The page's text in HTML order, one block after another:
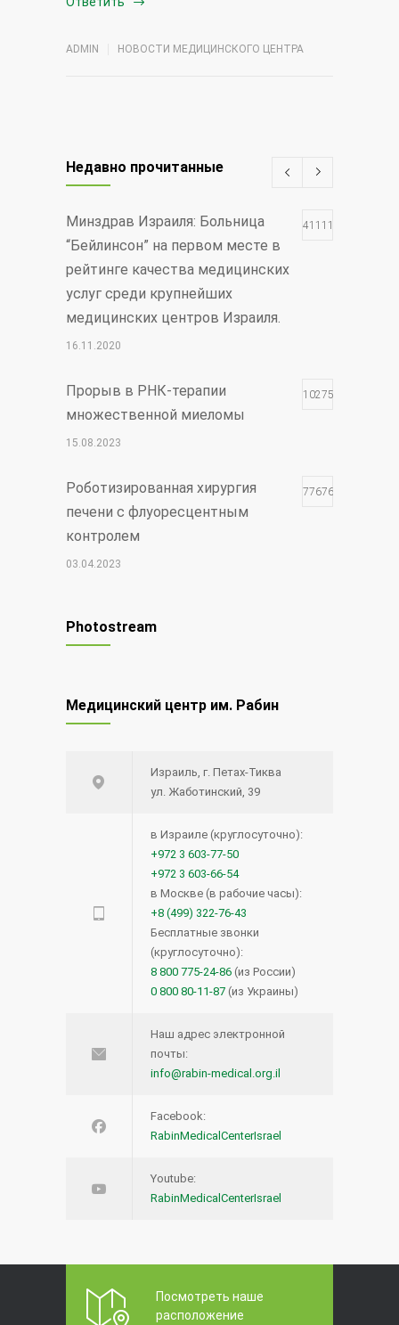
ADMIN НОВОСТИ МЕДИЦИНСКОГО ЦЕНТРА
Недавно прочитанные
Минздрав Израиля: Больница
“Бейлинсон” на первом месте в
рейтинге качества медицинских
услуг среди крупнейших
медицинских центров Израиля.
411117
16.11.2020
Прорыв в РНК-терапии
множественной миеломы
102755
15.08.2023
Роботизированная хирургия
печени с флуоресцентным
контролем
77676
03.04.2023
30.12.2021
глаза
Синий лазер для удаления
Прием кроверазжижающих
препаратов возможен и перед
операцией — новое исследование
Лимфома кожи: что нужно знать?
16.08.2016
Что такое виртуальная
колоноскопия?
Несколько фактов о Кейтруде и
Photostream
Медицинский центр им. Рабин
Израиль, г. Петах-Тиква
ул. Жаботинский, 39
в Израиле (круглосуточно):
+972 3 603-77-50
+972 3 603-66-54
в Москве (в рабочие часы):
+8 (499) 322-76-43
Бесплатные звонки
(круглосуточно):
8 800 775-24-86 (из России)
0 800 80-11-87 (из Украины)
Наш адрес электронной
почты:
info@rabin-medical.org.il
Facebook:
RabinMedicalCenterIsrael
Youtube:
RabinMedicalCenterIsrael
Посмотреть наше
расположение